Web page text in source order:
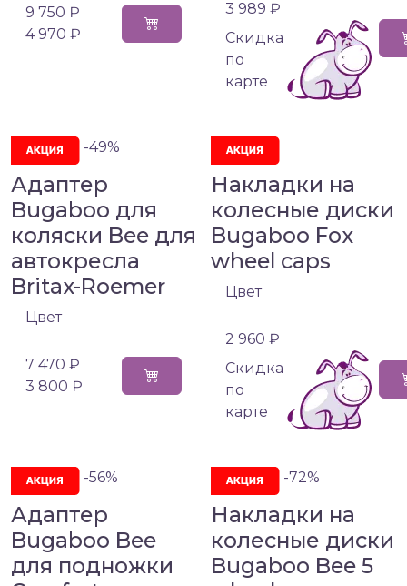
9 750 ₽
4 970 ₽
3 989 ₽
Cкидка
по
карте
-49%
Адаптер
Bugaboo для
коляски Bee для
автокресла
Britax-Roemer
Цвет
7 470 ₽
3 800 ₽
Накладки на
колесные диски
Bugaboo Fox
wheel caps
Цвет
2 960 ₽
Cкидка
по
карте
-56%
Адаптер
Bugaboo Bee
для подножки
-72%
Накладки на
колесные диски
Bugaboo Bee 5